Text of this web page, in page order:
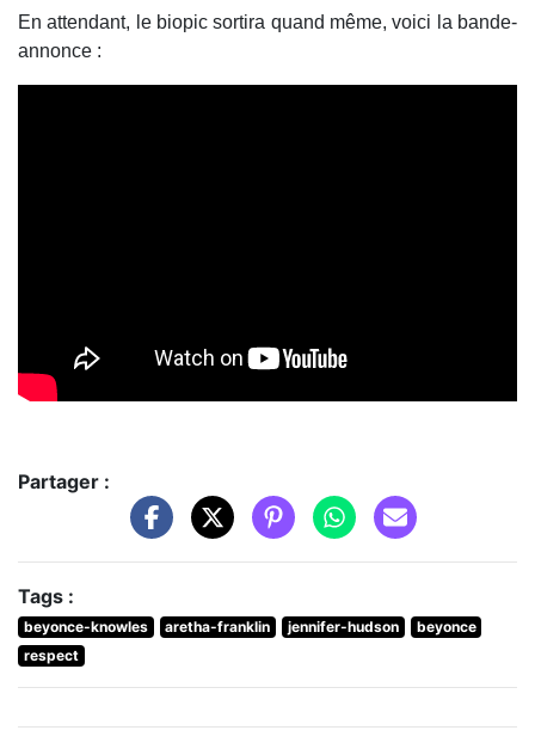
En attendant, le biopic sortira quand même, voici la bande-
annonce :
Partager :
Tags :
beyonce-knowles aretha-franklin jennifer-hudson
beyonce
respect